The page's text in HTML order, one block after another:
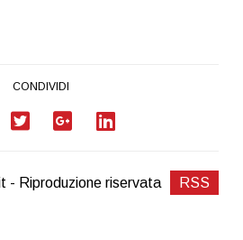
CONDIVIDI
- Riproduzione riservata RSS